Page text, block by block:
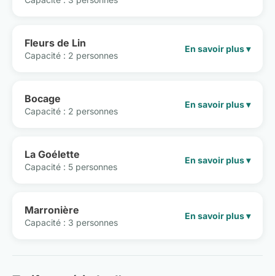
Fleurs de Lin
Capacité : 2 personnes
En savoir plus ▾
Bocage
Capacité : 2 personnes
En savoir plus ▾
La Goélette
Capacité : 5 personnes
En savoir plus ▾
Marronière
Capacité : 3 personnes
En savoir plus ▾